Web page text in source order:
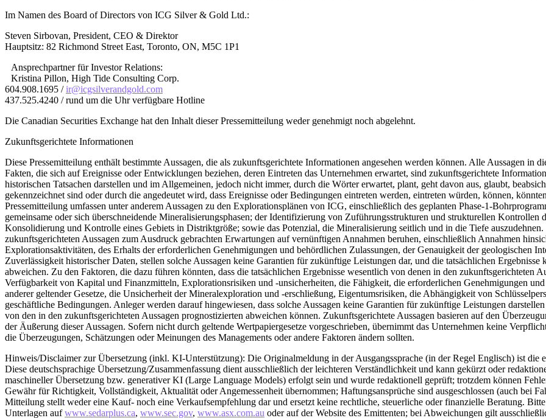
Im Namen des Board of Directors von ICG Silver & Gold Ltd.:
Steven Sirbovan, President, CEO & Direktor
Hauptsitz: 82 Richmond Street East, Toronto, ON, M5C 1P1
Ansprechpartner für Investor Relations:
Kristina Pillon, High Tide Consulting Corp.
604.908.1695 /ir@icgsilverandgold.com
437.525.4240 / rund um die Uhr verfügbare Hotline
Die Canadian Securities Exchange hat den Inhalt dieser Pressemitteilung weder genehmigt noch abgelehnt.
Zukunftsgerichtete Informationen
Diese Pressemitteilung enthält bestimmte Aussagen, die als zukunftsgerichtete Informationen angesehen werden können. Alle Aussagen in
Fakten, die sich auf Ereignisse oder Entwicklungen beziehen, deren Eintreten das Unternehmen erwartet, sind zukunftsgerichtete
historischen Tatsachen darstellen und im Allgemeinen, jedoch nicht immer, durch die Wörter erwartet, plant, geht davon aus, glaubt,
gekennzeichnet sind oder durch die angedeutet wird, dass Ereignisse oder Bedingungen eintreten werden, eintreten würden, können,
Pressemitteilung umfassen unter anderem Aussagen zu den Explorationsplänen von ICG, einschließlich des geplanten Phase-1-
gemeinsame oder sich überschneidende Mineralisierungsphasen; der Identifizierung von Zuführungsstrukturen und strukturellen Kontrollen
Konsolidierung und Kontrolle eines Gebiets in Distriktgröße; sowie das Potenzial, die Mineralisierung seitlich und in die Tiefe
zukunftsgerichteten Aussagen zum Ausdruck gebrachten Erwartungen auf vernünftigen Annahmen beruhen, einschließlich Annahmen
Explorationsaktivitäten, des Erhalts der erforderlichen Genehmigungen und behördlichen Zulassungen, der Genauigkeit der geologischen
Zuverlässigkeit historischer Daten, stellen solche Aussagen keine Garantien für zukünftige Leistungen dar, und die tatsächlichen
abweichen. Zu den Faktoren, die dazu führen könnten, dass die tatsächlichen Ergebnisse wesentlich von denen in den zukunftsgerichteten
Verfügbarkeit von Kapital und Finanzmitteln, Explorationsrisiken und -unsicherheiten, die Fähigkeit, die erforderlichen Genehmigungen
anderer geltender Gesetze, die Unsicherheit der Mineralexploration und -erschließung, Eigentumsrisiken, die Abhängigkeit von
geschäftliche Bedingungen. Anleger werden darauf hingewiesen, dass solche Aussagen keine Garantien für zukünftige Leistungen
von den in den zukunftsgerichteten Aussagen prognostizierten abweichen können. Zukunftsgerichtete Aussagen basieren auf den
der Äußerung dieser Aussagen. Sofern nicht durch geltende Wertpapiergesetze vorgeschrieben, übernimmt das Unternehmen keine
die Überzeugungen, Schätzungen oder Meinungen des Managements oder andere Faktoren ändern sollten.
Hinweis/Disclaimer zur Übersetzung (inkl. KI-Unterstützung): Die Originalmeldung in der Ausgangssprache (in der Regel Englisch) ist die
Diese deutschsprachige Übersetzung/Zusammenfassung dient ausschließlich der leichteren Verständlichkeit und kann gekürzt oder
maschineller Übersetzung bzw. generativer KI (Large Language Models) erfolgt sein und wurde redaktionell geprüft; trotzdem können
Gewähr für Richtigkeit, Vollständigkeit, Aktualität oder Angemessenheit übernommen; Haftungsansprüche sind ausgeschlossen (auch bei
Mitteilung stellt weder eine Kauf- noch eine Verkaufsempfehlung dar und ersetzt keine rechtliche, steuerliche oder finanzielle Beratung.
Unterlagen aufwww.sedarplus.ca, www.sec.gov, www.asx.com.au oder auf der Website des Emittenten; bei Abweichungen gilt